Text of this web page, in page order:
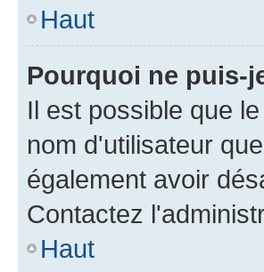
Haut
Pourquoi ne puis-
Il est possible que
nom d'utilisateur
également avoir
Contactez
Haut